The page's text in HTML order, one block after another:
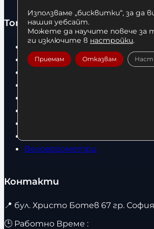
Топ категории
Бокс
Боксови чували
Велоергометри
Контакти
📍 бул. Христо Ботев 67 гр. София
🕒 Работно Време :
Използваме „бисквитки“, за да
нашия уебсайт.
Можете да научите повече за
ги изключите в настройки.
Приемам Отказвам